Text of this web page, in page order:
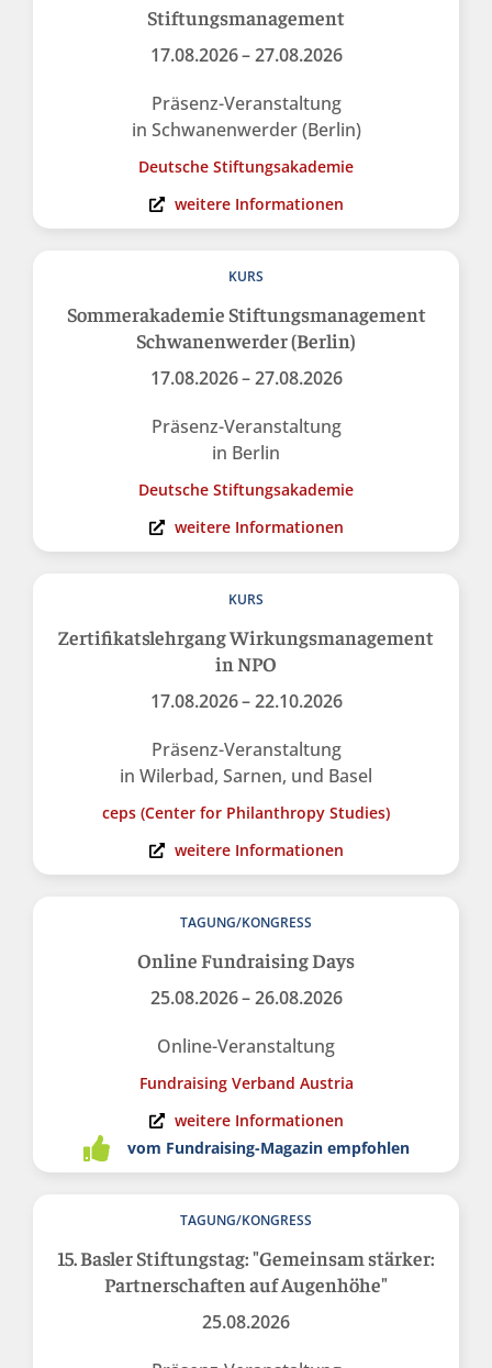
Stiftungsmanagement
17.08.2026– 27.08.2026
Präsenz-Veranstaltung
in Schwanenwerder (Berlin)
Deutsche Stiftungsakademie
weitere Informationen
KURS
Sommerakademie Stiftungsmanagement
Schwanenwerder (Berlin)
17.08.2026– 27.08.2026
Präsenz-Veranstaltung
in Berlin
Deutsche Stiftungsakademie
weitere Informationen
KURS
Zertifikatslehrgang Wirkungsmanagement
in NPO
17.08.2026– 22.10.2026
Präsenz-Veranstaltung
in Wilerbad, Sarnen, und Basel
ceps (Center for Philanthropy Studies)
weitere Informationen
TAGUNG/KONGRESS
Online Fundraising Days
25.08.2026– 26.08.2026
Online-Veranstaltung
Fundraising Verband Austria
weitere Informationen
vom Fundraising-Magazin empfohlen
TAGUNG/KONGRESS
15. Basler Stiftungstag: "Gemeinsam stärker:
Partnerschaften auf Augenhöhe"
25.08.2026